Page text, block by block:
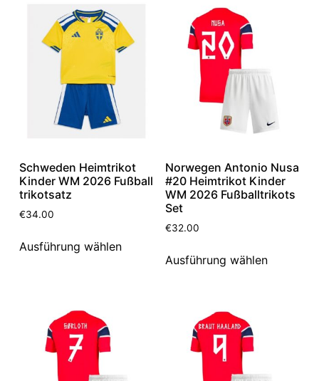
Schweden Heimtrikot
Kinder WM 2026 Fußball
trikotsatz
€34.00
Ausführung wählen
Norwegen Antonio Nusa
#20 Heimtrikot Kinder
WM 2026 Fußballtrikots
Set
€32.00
Ausführung wählen